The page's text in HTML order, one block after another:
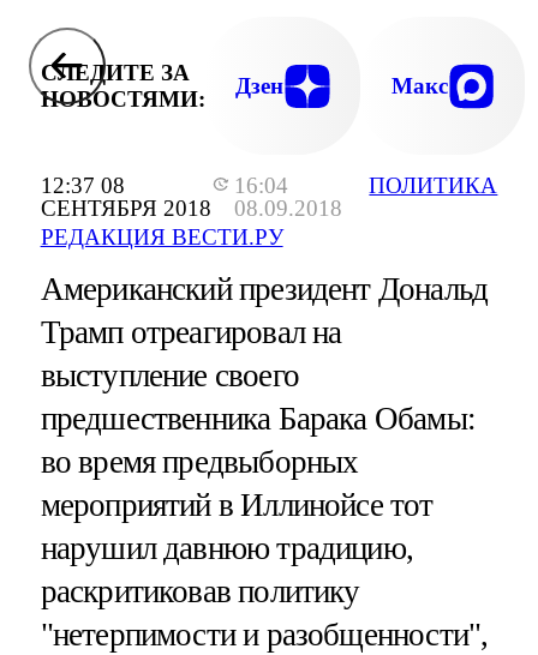
12:37 08
СЕНТЯБРЯ 2018
16:04
08.09.2018
РЕДАКЦИЯ ВЕСТИ.РУ
ПОЛИТИКА
СЛЕДИТЕ ЗА
НОВОСТЯМИ:
Дзен Макс
Американский президент Дональд
Трамп отреагировал на
выступление своего
предшественника Барака Обамы:
во время предвыборных
мероприятий в Иллинойсе тот
нарушил давнюю традицию,
раскритиковав политику
"нетерпимости и разобщенности",